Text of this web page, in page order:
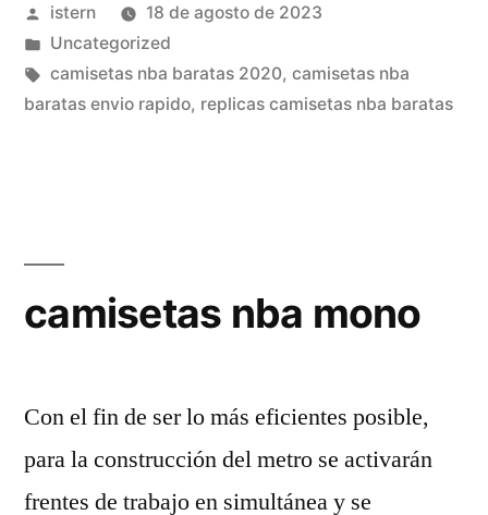
nba»
Publicado
por
istern
18 de agosto de 2023
Publicado
en
Uncategorized
Etiquetas:
camisetas nba baratas 2020, camisetas nba
baratas envio rapido, replicas camisetas nba baratas
camisetas nba mono
Con el fin de ser lo más eficientes posible,
para la construcción del metro se activarán
frentes de trabajo en simultánea y se